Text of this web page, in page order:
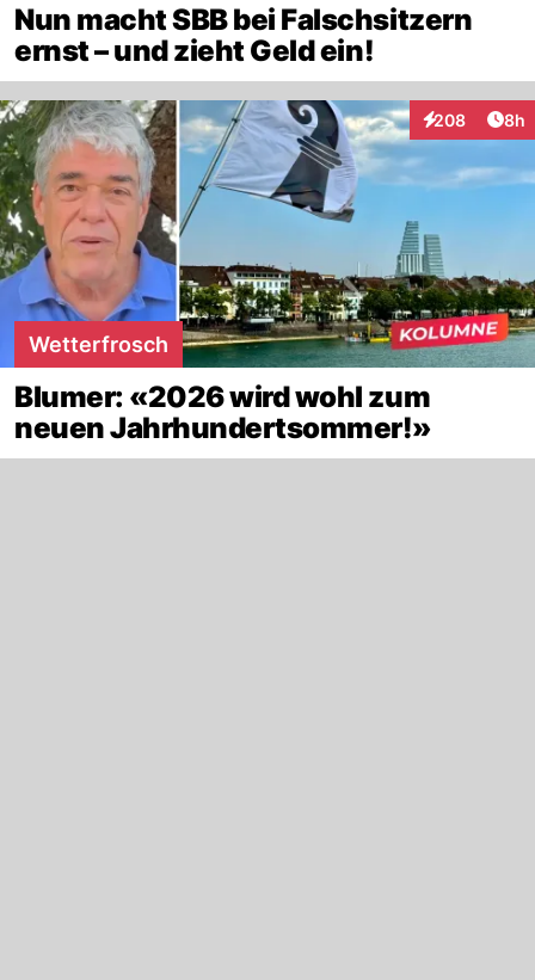
Nun macht SBB bei Falschsitzern
ernst – und zieht Geld ein!
208
Interaktionen
8h
Wetterfrosch
Blumer: «2026 wird wohl zum
neuen Jahrhundertsommer!»